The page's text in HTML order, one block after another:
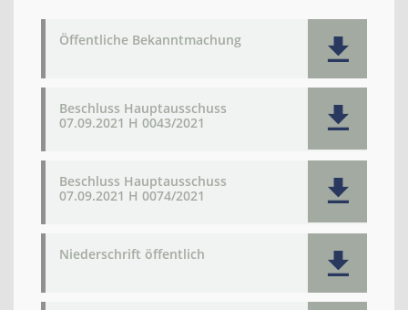
Öffentliche Bekanntmachung
Beschluss Hauptausschuss
07.09.2021 H 0043/2021
Beschluss Hauptausschuss
07.09.2021 H 0074/2021
Niederschrift öffentlich